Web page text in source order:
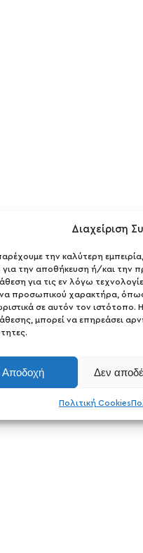
Διαχείριση
την καλύτερη
για την αποθήκευση ή/και την
για τις εν λόγω
προσωπικού χαρακτήρα,
σε αυτόν τον
μπορεί να επηρεάσει
Αποδοχή Δεν
Πολιτική Cookies